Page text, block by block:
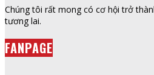
Chúng tôi rất mong có cơ hội trở
tương lai.
FANPAGE